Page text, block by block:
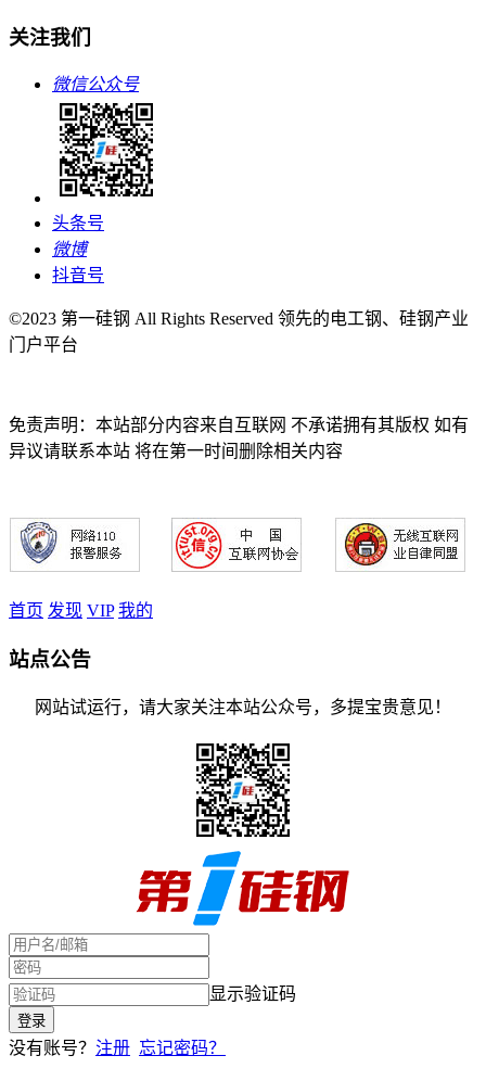
关注我们
微信公众号
头条号
微博
抖音号
©2023 第一硅钢 All Rights Reserved 领先的电工钢、硅钢产业
门户平台
免责声明：本站部分内容来自互联网 不承诺拥有其版权 如有
异议请联系本站 将在第一时间删除相关内容
首页 发现 VIP 我的
站点公告
网站试运行，请大家关注本站公众号，多提宝贵意见！
显示验证码
没有账号？ 注册 忘记密码？